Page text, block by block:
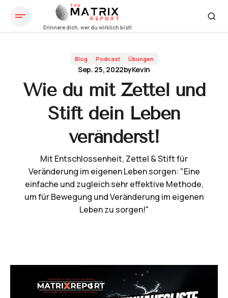
Wie du mit Zettel und Stift dein Leben veränderst!
Blog Podcast Übungen
Sep. 25, 2022byKevin
Wie du mit Zettel und
Stift dein Leben
veränderst!
Mit Entschlossenheit, Zettel & Stift für
Veränderung im eigenen Leben sorgen: "Eine
einfache und zugleich sehr effektive Methode,
um für Bewegung und Veränderung im eigenen
Leben zu sorgen!"